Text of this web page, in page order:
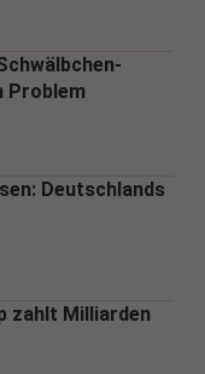
Problem
Deutschlands
zahlt Milliarden